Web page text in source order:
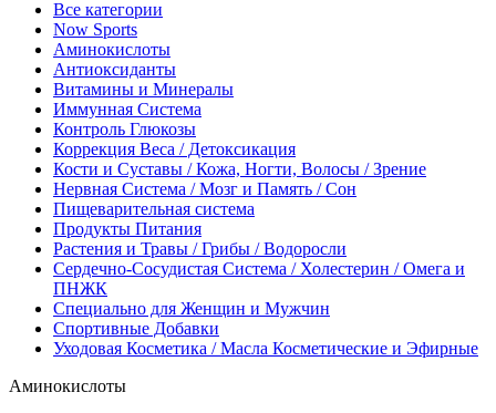
Все категории
Now Sports
Аминокислоты
Антиоксиданты
Витамины и Минералы
Иммунная Система
Контроль Глюкозы
Коррекция Веса / Детоксикация
Кости и Суставы / Кожа, Ногти, Волосы / Зрение
Нервная Система / Мозг и Память / Сон
Пищеварительная система
Продукты Питания
Растения и Травы / Грибы / Водоросли
Сердечно-Сосудистая Система / Холестерин / Омега и
ПНЖК
Специально для Женщин и Мужчин
Спортивные Добавки
Уходовая Косметика / Масла Косметические и Эфирные
Аминокислоты